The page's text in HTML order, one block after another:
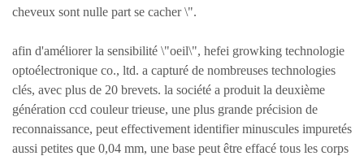
cheveux sont nulle part se cacher \".
afin d'améliorer la sensibilité \"oeil\", hefei growking technologie
optoélectronique co., ltd. a capturé de nombreuses technologies
clés, avec plus de 20 brevets. la société a produit la deuxième
génération ccd couleur trieuse, une plus grande précision de
reconnaissance, peut effectivement identifier minuscules impuretés
aussi petites que 0,04 mm, une base peut être effacé tous les corps